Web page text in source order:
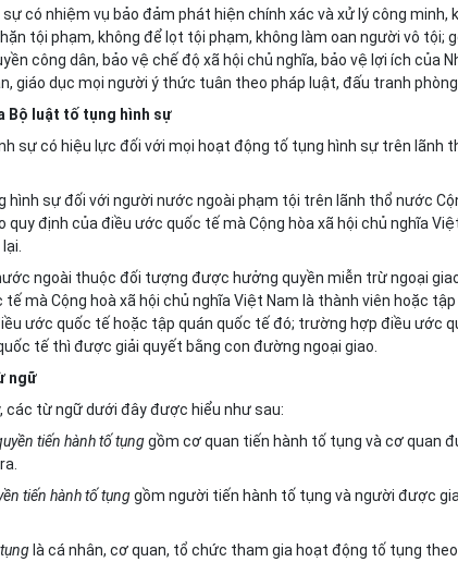
có nhiệm vụ bảo đảm phát hiện chính xác và xử lý công minh,
tội phạm, không để lọt tội phạm, không làm oan người vô tội;
công dân, bảo vệ chế độ xã hội chủ nghĩa, bảo vệ lợi ích của
giáo dục mọi người ý thức tuân theo pháp luật, đấu tranh
Bộ luật tố tụng hình sự
sự có hiệu lực đối với mọi hoạt động tố tụng hình sự trên lãnh
hình sự đối với người nước ngoài phạm tội trên lãnh thổ nước
định của điều ước quốc tế mà Cộng hòa xã hội chủ nghĩa
ngoài thuộc đối tượng được hưởng quyền miễn trừ ngoại
tế mà Cộng hoà xã hội chủ nghĩa Việt Nam là thành viên hoặc
ước quốc tế hoặc tập quán quốc tế đó; trường hợp điều ước
tế thì được giải quyết bằng con đường ngoại giao.
ngữ
các từ ngữ dưới đây được hiểu như sau:
tiến hành tố tụnggồm cơ quan tiến hành tố tụng và cơ quan
tiến hành tố tụnggồm người tiến hành tố tụng và người được
là cá nhân, cơ quan, tổ chức tham gia hoạt động tố tụng